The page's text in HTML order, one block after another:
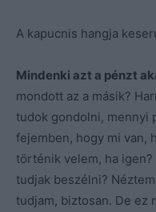
A kapucnis hangja
Mindenki azt a pénzt
mondott az a másik?
tudok gondolni, mennyi
fejemben, hogy mi van,
történik velem, ha
tudjak beszélni?
tudjam, biztosan. De ez